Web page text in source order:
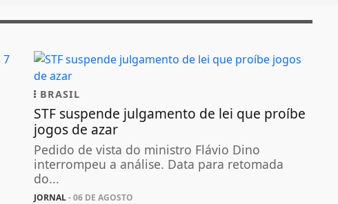
BRASIL
STF suspende julgamento de lei que proíbe
jogos de azar
Pedido de vista do ministro Flávio Dino
interrompeu a análise. Data para retomada
do...
JORNAL- 06 DE AGOSTO